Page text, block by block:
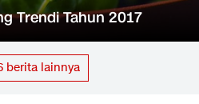
Trendi Tahun 2017
berita lainnya